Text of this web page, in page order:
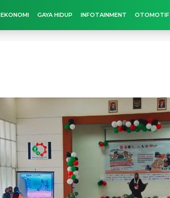
EKONOMI GAYA HIDUP INFOTAINMENT OTOMOTIF